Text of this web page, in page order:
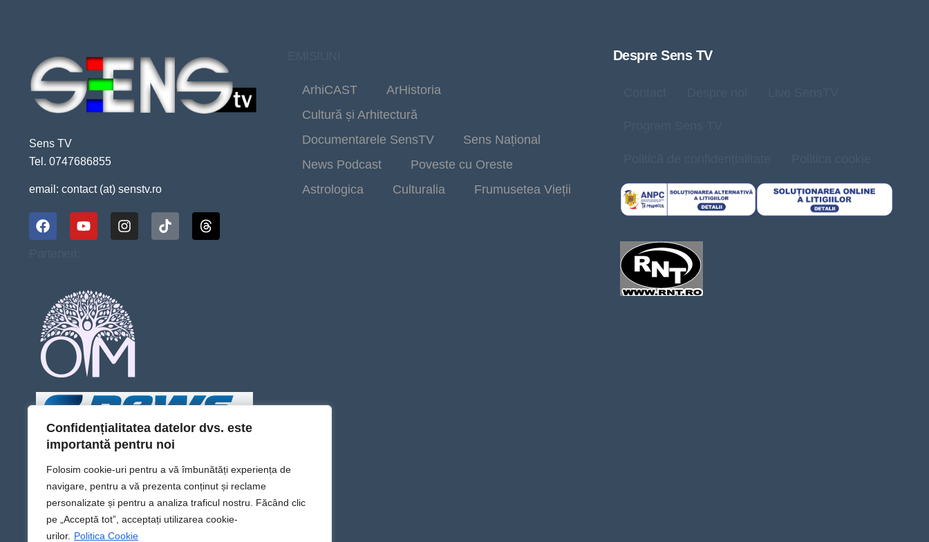
Confidențialitatea datelor dvs. este
importantă pentru noi
Folosim cookie-uri pentru a vă îmbunătăți experiența de
navigare, pentru a vă prezenta conținut și reclame
personalizate și pentru a analiza traficul nostru. Făcând clic
pe „Acceptă tot”, acceptați utilizarea cookie-
urilor. Politica Cookie
Sens TV
Tel. 0747686855
email: contact (at) senstv.ro
ArhiCAST
ArHistoria
Cultură și Arhitectură
Documentarele SensTV
Sens Național
News Podcast
Poveste cu Oreste
Astrologica
Culturalia Frumusetea Vieții
Despre Sens TV